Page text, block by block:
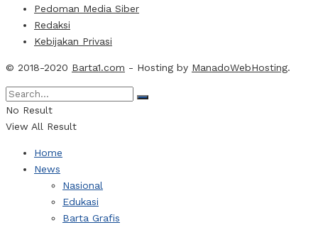
Pedoman Media Siber
Redaksi
Kebijakan Privasi
© 2018-2020 Barta1.com - Hosting by ManadoWebHosting.
No Result
View All Result
Home
News
Nasional
Edukasi
Barta Grafis